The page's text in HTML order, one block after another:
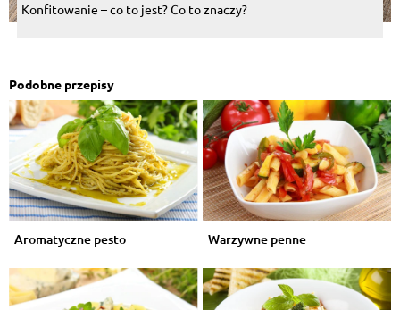
Konfitowanie – co to jest? Co to znaczy?
Podobne przepisy
Aromatyczne pesto Warzywne penne